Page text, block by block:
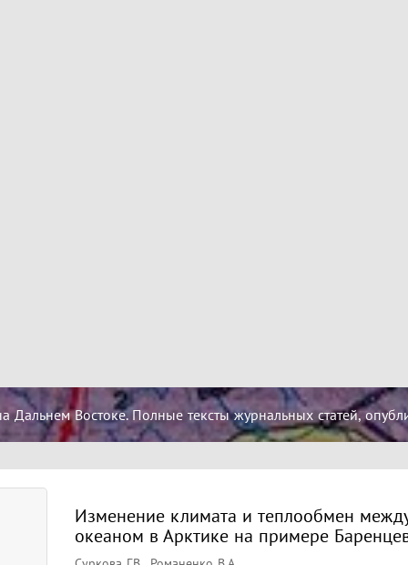
Дальнем Востоке. Полные тексты журнальных статей,
Изменение климата и теплообмен
океаном в Арктике на примере